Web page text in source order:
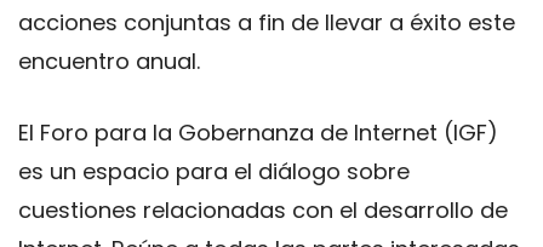
acciones conjuntas a fin de llevar a éxito este
encuentro anual.
El Foro para la Gobernanza de Internet (IGF)
es un espacio para el diálogo sobre
cuestiones relacionadas con el desarrollo de